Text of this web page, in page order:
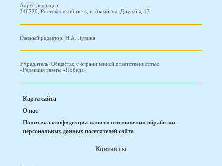
Адрес редакции:
346720, Ростовская область, г. Аксай, ул. Дружбы, 17
Главный редактор: Н.А. Лукина
Учредитель: Общество с ограниченной ответственностью
«Редакция газеты «Победа»
Карта сайта
О нас
Политика конфиденциальности в отношении обработки
персональных данных посетителей сайта
Контакты